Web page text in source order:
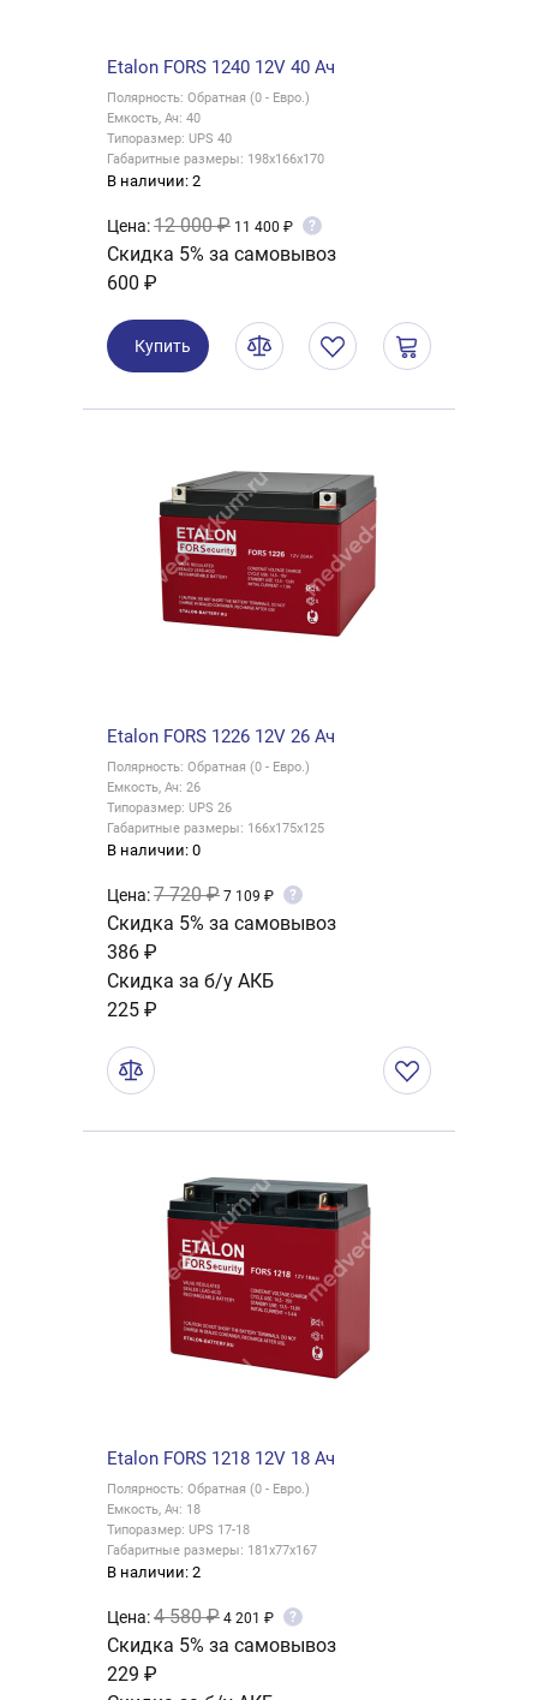
Etalon FORS 1240 12V 40 Ач
Полярность: Обратная (0 - Евро.)
Емкость, Ач: 40
Типоразмер: UPS 40
Габаритные размеры: 198x166x170
В наличии: 2
Цена:12 000 ₽ 11 400 ₽ ?
Скидка 5% за самовывоз
600 ₽
Купить
Etalon FORS 1226 12V 26 Ач
Полярность: Обратная (0 - Евро.)
Емкость, Ач: 26
Типоразмер: UPS 26
Габаритные размеры: 166x175x125
В наличии: 0
Цена:7 720 ₽ 7 109 ₽ ?
Скидка 5% за самовывоз
386 ₽
Скидка за б/у АКБ
225 ₽
Etalon FORS 1218 12V 18 Ач
Полярность: Обратная (0 - Евро.)
Емкость, Ач: 18
Типоразмер: UPS 17-18
Габаритные размеры: 181x77x167
В наличии: 2
Цена:4 580 ₽ 4 201 ₽ ?
Скидка 5% за самовывоз
229 ₽